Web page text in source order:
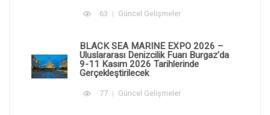
63 Güncel Gelişmeler
BLACK SEA MARINE EXPO 2026 –
Uluslararası Denizcilik Fuarı Burgaz'da
9-11 Kasım 2026 Tarihlerinde
Gerçekleştirilecek
77 Güncel Gelişmeler